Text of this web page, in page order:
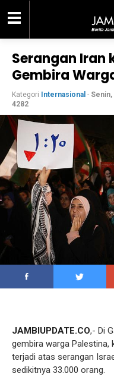
Serangan Iran
Gembira
Kategori Internasional - Senin,
4282
JAMBIUPDATE.CO,- Di
gembira warga Palestina,
terjadi atas serangan
sedikitnya 33.000 orang.